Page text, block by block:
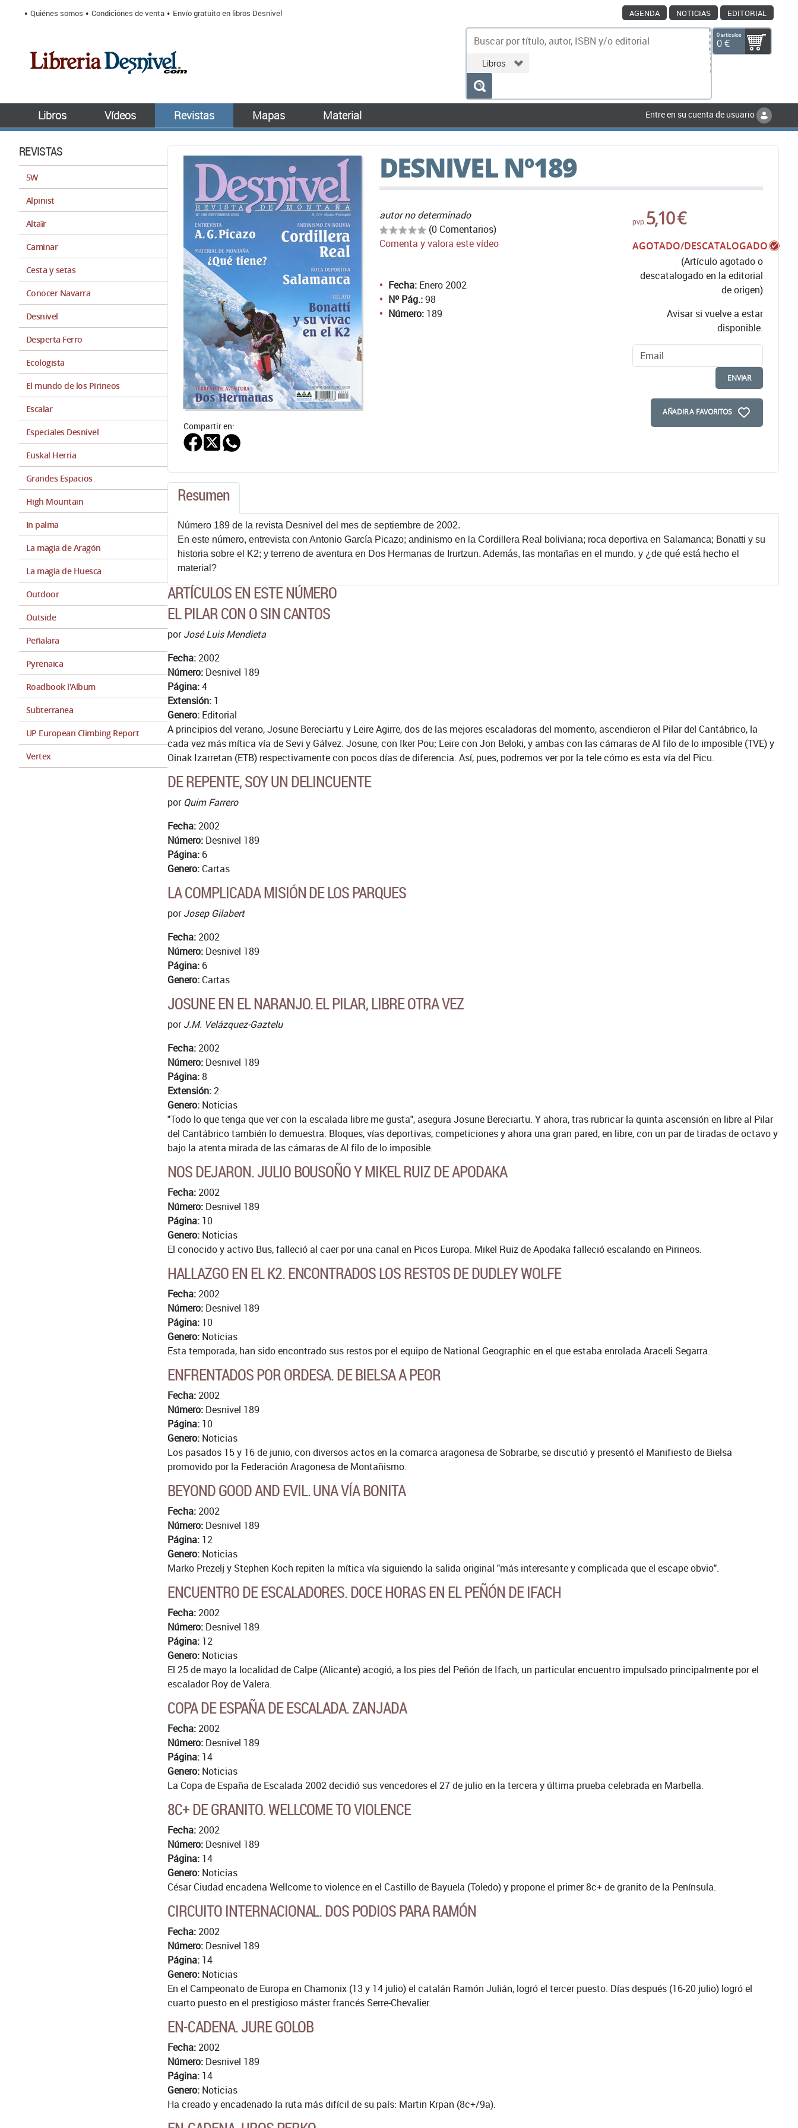
Quiénes somos Condiciones de venta Envío gratuito en libros Desnivel AGENDA NOTICIAS EDITORIAL
0 artículos
0 €
Libros Vídeos Revistas Mapas Material Entre en su cuenta de usuario
REVISTAS
5W
Alpinist
Altaïr
Caminar
Cesta y setas
Conocer Navarra
Desnivel
Desperta Ferro
Ecologista
El mundo de los Pirineos
Escalar
Especiales Desnivel
Euskal Herria
Grandes Espacios
High Mountain
In palma
La magia de Aragón
La magia de Huesca
Outdoor
Outside
Peñalara
Pyrenaica
Roadbook l'Album
Subterranea
UP European Climbing Report
Vertex
DESNIVEL Nº189
Compartir en:
autor no determinado
(0 Comentarios)
Comenta y valora este vídeo
pvp.5,10 €
AGOTADO/DESCATALOGADO
(Artículo agotado o
descatalogado en la editorial
de origen)
Avisar si vuelve a estar
disponible.
ENVIAR
AÑADIR A FAVORITOS
Fecha: Enero 2002
Nº Pág.:98
Número: 189
Resumen
Número 189 de la revista Desnivel del mes de septiembre de 2002.
En este número, entrevista con Antonio García Picazo; andinismo en la Cordillera Real boliviana; roca deportiva en Salamanca; Bonatti y su
historia sobre el K2; y terreno de aventura en Dos Hermanas de Irurtzun. Además, las montañas en el mundo, y ¿de qué está hecho el
material?
ARTÍCULOS EN ESTE NÚMERO
EL PILAR CON O SIN CANTOS
porJosé Luis Mendieta
Fecha:2002
Número: Desnivel 189
Página:4
Extensión: 1
Genero: Editorial
A principios del verano, Josune Bereciartu y Leire Agirre, dos de las mejores escaladoras del momento, ascendieron el Pilar del Cantábrico, la
cada vez más mítica vía de Sevi y Gálvez. Josune, con Iker Pou; Leire con Jon Beloki, y ambas con las cámaras de Al filo de lo imposible (TVE) y
Oinak Izarretan (ETB) respectivamente con pocos días de diferencia. Así, pues, podremos ver por la tele cómo es esta vía del Picu.
DE REPENTE, SOY UN DELINCUENTE
por Quim Farrero
Fecha:2002
Número: Desnivel 189
Página: 6
Genero: Cartas
LA COMPLICADA MISIÓN DE LOS PARQUES
porJosep Gilabert
Fecha:2002
Número: Desnivel 189
Página: 6
Genero: Cartas
JOSUNE EN EL NARANJO. EL PILAR, LIBRE OTRA VEZ
porJ.M. Velázquez-Gaztelu
Fecha:2002
Número: Desnivel 189
Página:8
Extensión:2
Genero: Noticias
"Todo lo que tenga que ver con la escalada libre me gusta", asegura Josune Bereciartu. Y ahora, tras rubricar la quinta ascensión en libre al Pilar
del Cantábrico también lo demuestra. Bloques, vías deportivas, competiciones y ahora una gran pared, en libre, con un par de tiradas de octavo y
bajo la atenta mirada de las cámaras de Al filo de lo imposible.
NOS DEJARON. JULIO BOUSOÑO Y MIKEL RUIZ DE APODAKA
Fecha:2002
Número: Desnivel 189
Página: 10
Genero: Noticias
El conocido y activo Bus, falleció al caer por una canal en Picos Europa. Mikel Ruiz de Apodaka falleció escalando en Pirineos.
HALLAZGO EN EL K2. ENCONTRADOS LOS RESTOS DE DUDLEY WOLFE
Fecha:2002
Número: Desnivel 189
Página: 10
Genero: Noticias
Esta temporada, han sido encontrado sus restos por el equipo de National Geographic en el que estaba enrolada Araceli Segarra.
ENFRENTADOS POR ORDESA. DE BIELSA A PEOR
Fecha:2002
Número: Desnivel 189
Página: 10
Genero: Noticias
Los pasados 15 y 16 de junio, con diversos actos en la comarca aragonesa de Sobrarbe, se discutió y presentó el Manifiesto de Bielsa
promovido por la Federación Aragonesa de Montañismo.
BEYOND GOOD AND EVIL. UNA VÍA BONITA
Fecha:2002
Número: Desnivel 189
Página: 12
Genero: Noticias
Marko Prezelj y Stephen Koch repiten la mítica vía siguiendo la salida original "más interesante y complicada que el escape obvio".
ENCUENTRO DE ESCALADORES. DOCE HORAS EN EL PEÑÓN DE IFACH
Fecha:2002
Número: Desnivel 189
Página: 12
Genero: Noticias
El 25 de mayo la localidad de Calpe (Alicante) acogió, a los pies del Peñón de Ifach, un particular encuentro impulsado principalmente por el
escalador Roy de Valera.
COPA DE ESPAÑA DE ESCALADA. ZANJADA
Fecha:2002
Número: Desnivel 189
Página: 14
Genero: Noticias
La Copa de España de Escalada 2002 decidió sus vencedores el 27 de julio en la tercera y última prueba celebrada en Marbella.
8C+ DE GRANITO. WELLCOME TO VIOLENCE
Fecha:2002
Número: Desnivel 189
Página: 14
Genero: Noticias
César Ciudad encadena Wellcome to violence en el Castillo de Bayuela (Toledo) y propone el primer 8c+ de granito de la Península.
CIRCUITO INTERNACIONAL. DOS PODIOS PARA RAMÓN
Fecha:2002
Número: Desnivel 189
Página: 14
Genero: Noticias
En el Campeonato de Europa en Chamonix (13 y 14 julio) el catalán Ramón Julián, logró el tercer puesto. Días después (16-20 julio) logró el
cuarto puesto en el prestigioso máster francés Serre-Chevalier.
EN-CADENA. JURE GOLOB
Fecha:2002
Número: Desnivel 189
Página: 14
Genero: Noticias
Ha creado y encadenado la ruta más difícil de su país: Martin Krpan (8c+/9a).